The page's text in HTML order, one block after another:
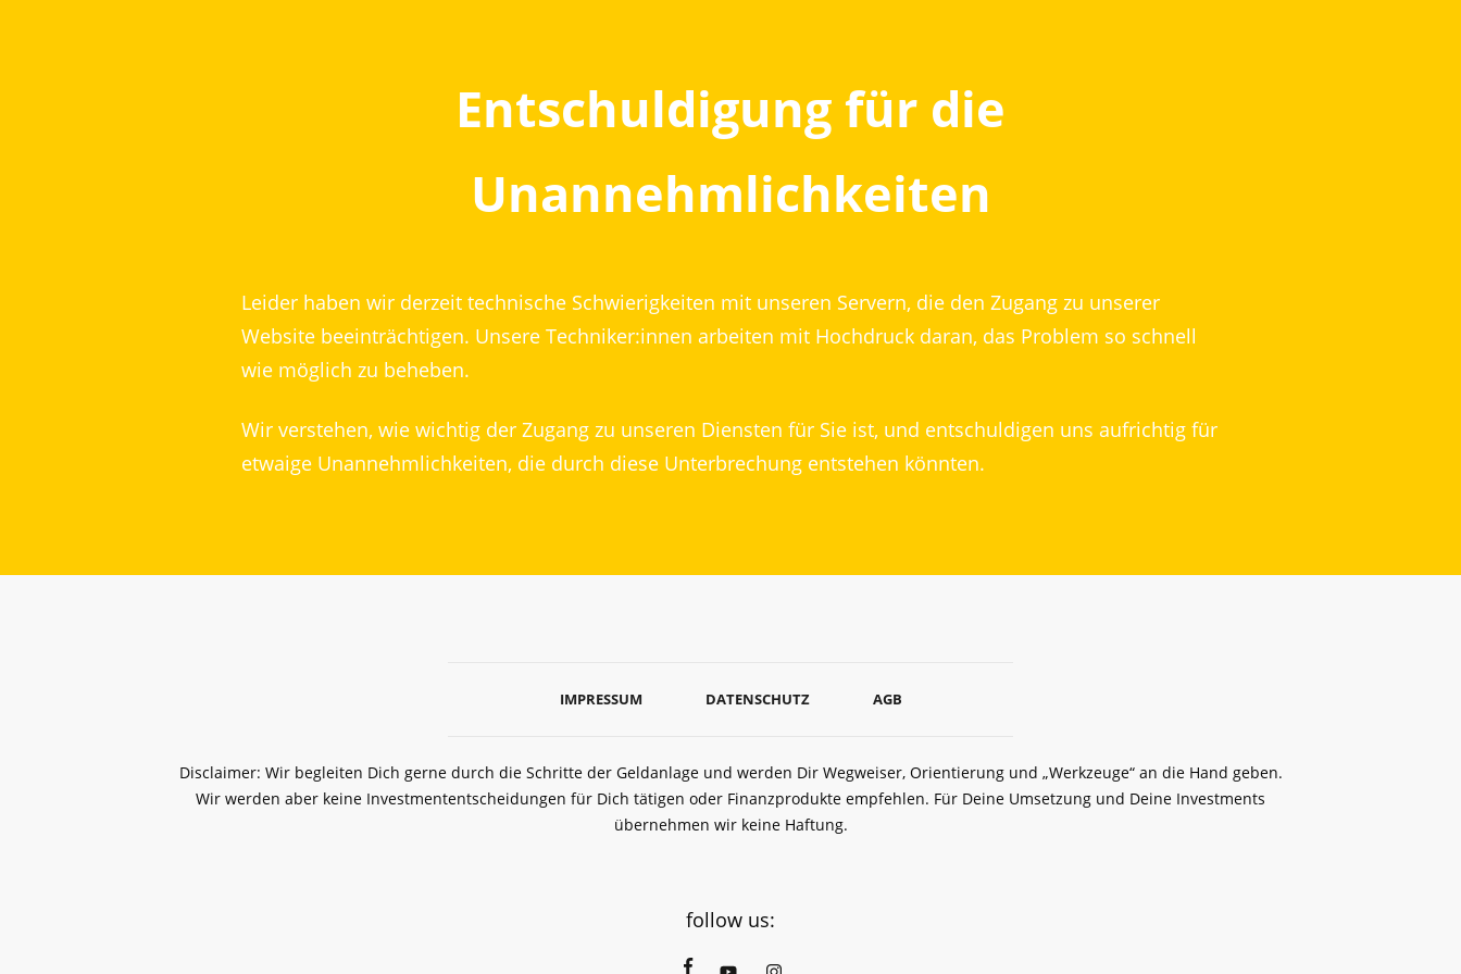
Entschuldigung für die
Unannehmlichkeiten
Leider haben wir derzeit technische Schwierigkeiten mit unseren Servern, die den Zugang zu unserer
Website beeinträchtigen. Unsere Techniker:innen arbeiten mit Hochdruck daran, das Problem so schnell
wie möglich zu beheben.
Wir verstehen, wie wichtig der Zugang zu unseren Diensten für Sie ist, und entschuldigen uns aufrichtig für
etwaige Unannehmlichkeiten, die durch diese Unterbrechung entstehen könnten.
IMPRESSUM DATENSCHUTZ AGB
Disclaimer: Wir begleiten Dich gerne durch die Schritte der Geldanlage und werden Dir Wegweiser, Orientierung und „Werkzeuge“ an die Hand geben.
Wir werden aber keine Investmententscheidungen für Dich tätigen oder Finanzprodukte empfehlen. Für Deine Umsetzung und Deine Investments
übernehmen wir keine Haftung.
follow us: